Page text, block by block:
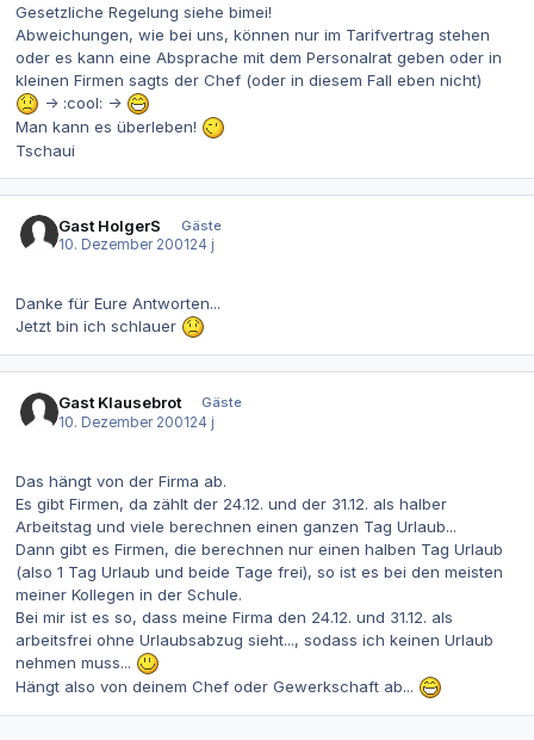
Gesetzliche Regelung siehe bimei!
Abweichungen, wie bei uns, können nur im Tarifvertrag stehen
oder es kann eine Absprache mit dem Personalrat geben oder in
kleinen Firmen sagts der Chef (oder in diesem Fall eben nicht)
-> :cool: ->
Man kann es überleben!
Tschaui
Gast HolgerS
Gäste
10. Dezember 200124 j
Danke für Eure Antworten...
Jetzt bin ich schlauer
Gast Klausebrot
Gäste
10. Dezember 200124 j
Das hängt von der Firma ab.
Es gibt Firmen, da zählt der 24.12. und der 31.12. als halber
Arbeitstag und viele berechnen einen ganzen Tag Urlaub...
Dann gibt es Firmen, die berechnen nur einen halben Tag Urlaub
(also 1 Tag Urlaub und beide Tage frei), so ist es bei den meisten
meiner Kollegen in der Schule.
Bei mir ist es so, dass meine Firma den 24.12. und 31.12. als
arbeitsfrei ohne Urlaubsabzug sieht..., sodass ich keinen Urlaub
nehmen muss...
Hängt also von deinem Chef oder Gewerkschaft ab...